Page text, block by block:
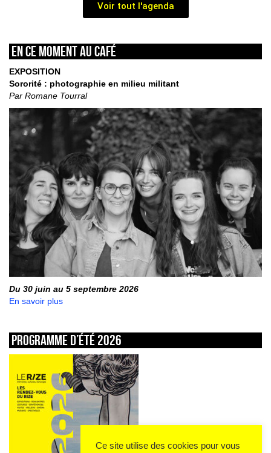
Voir tout l'agenda
En ce moment au café
EXPOSITION
Sororité : photographie en milieu militant
Par Romane Tourral
Du 30 juin au 5 septembre 2026
En savoir plus
Programme d’été 2026
Ce site utilise des cookies pour vous